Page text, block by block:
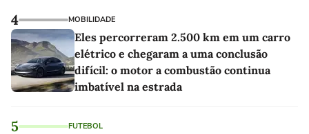
4 MOBILIDADE
Eles percorreram 2.500 km em um carro
elétrico e chegaram a uma conclusão
difícil: o motor a combustão continua
imbatível na estrada
5 FUTEBOL